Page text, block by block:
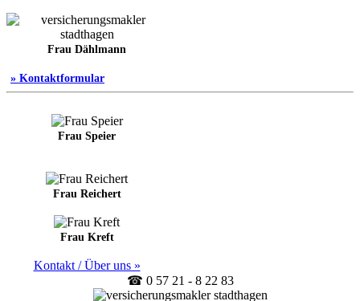
Frau Dählmann
» Kontaktformular
Frau Speier
Frau Reichert
Frau Kreft
Kontakt / Über uns »
☎ 0 57 21 - 8 22 83